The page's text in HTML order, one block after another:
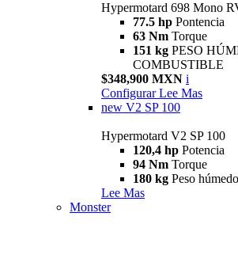
Hypermotard 698 Mono
77.5 hp Pontencia
63 Nm Torque
151 kg PESO
COMBUSTIBLE
$348,900 MXN i
Configurar Lee Mas
new V2 SP 100
Hypermotard V2 SP 100
120,4 hp Potencia
94 Nm Torque
180 kg Peso
Lee Mas
Monster